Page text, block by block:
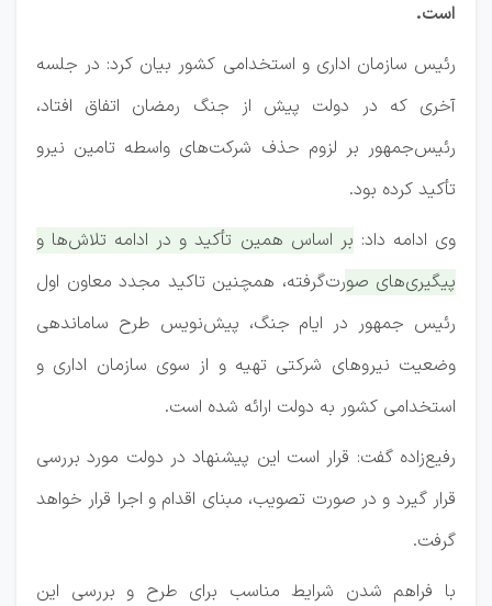
است.
رئیس سازمان اداری و استخدامی کشور بیان کرد: در جلسه
آخری که در دولت پیش از جنگ رمضان اتفاق افتاد،
رئیس‌جمهور بر لزوم حذف شرکت‌های واسطه تامین نیرو
تأکید کرده بود.
وی ادامه داد: بر اساس همین تأکید و در ادامه تلاش‌ها و
پیگیری‌های صورت‌گرفته، همچنین تاکید مجدد معاون اول
رئیس جمهور در ایام جنگ، پیش‌نویس طرح ساماندهی
وضعیت نیروهای شرکتی تهیه و از سوی سازمان اداری و
استخدامی کشور به دولت ارائه شده است.
رفیع‌زاده گفت: قرار است این پیشنهاد در دولت مورد بررسی
قرار گیرد و در صورت تصویب، مبنای اقدام و اجرا قرار خواهد
گرفت.
با فراهم شدن شرایط مناسب برای طرح و بررسی این